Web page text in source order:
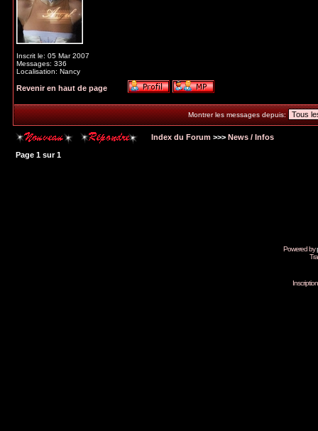
Inscrit le: 05 Mar 2007
Messages: 336
Localisation: Nancy
Revenir en haut de page
Montrer les messages depuis:
Index du Forum >>> News / Infos
Page 1 sur1
Powered by